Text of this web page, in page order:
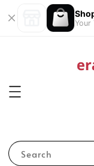
Your
Search